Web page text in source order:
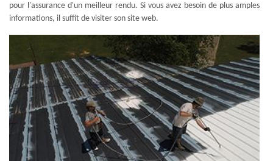
pour l'assurance d'un meilleur rendu. Si vous avez besoin de plus amples
informations, il suffit de visiter son site web.